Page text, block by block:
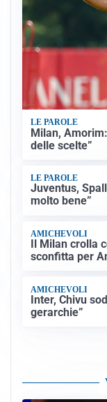
LE PAROLE
Milan,
delle scelte”
LE PAROLE
Juventus,
molto bene”
AMICHEVOLI
Il Milan crolla
sconfitta per
AMICHEVOLI
Inter, Chivu
gerarchie”